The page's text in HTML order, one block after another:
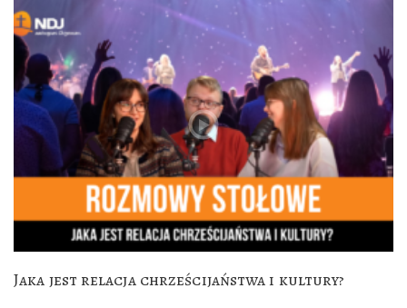
Jaka jest relacja chrześcijaństwa i kultury?